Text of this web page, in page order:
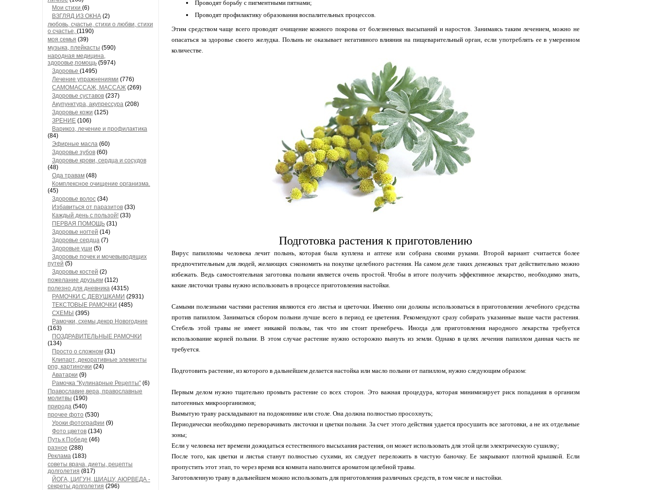
Мои стихи (6)
ВЗГЛЯД ИЗ ОКНА (2)
любовь, счастье, стихи о любви, стихи
о счастье, (1190)
моя семья (39)
музыка, плейкасты (590)
народная медицина,
здоровье,помощь (5974)
Здоровье (1495)
Лечение упражнениями (776)
САМОМАССАЖ, МАССАЖ (269)
Здоровье суставов (237)
Акупунктура, акупрессура (208)
Здоровье кожи (125)
ЗРЕНИЕ (106)
Варикоз, лечение и профилактика
(84)
Эфирные масла (60)
Здоровье зубов (60)
Здоровье крови, сердца и сосудов
(48)
Ода травам (48)
Комплексное очищение организма.
(45)
Здоровье волос (34)
Избавиться от паразитов (33)
Каждый день с пользой! (33)
ПЕРВАЯ ПОМОЩЬ (31)
Здоровье ногтей (14)
Здоровье сердца (7)
Здоровые уши (5)
Здоровье почек и мочевыводящих
путей (5)
Здоровье костей (2)
пожелание друзьям (112)
полезно для дневника (4315)
РАМОЧКИ С ДЕВУШКАМИ (2931)
ТЕКСТОВЫЕ РАМОЧКИ (485)
СХЕМЫ (395)
Рамочки, схемы,декор Новогодние
(163)
ПОЗДРАВИТЕЛЬНЫЕ РАМОЧКИ
(134)
Просто о сложном (31)
Клипарт, декоративные элементы
png, картиночки (24)
Аватарки (9)
Рамочка "Кулинарные Рецепты" (6)
Православие,вера, православные
молитвы (190)
природа (540)
прочее фото (530)
Уроки фотографии (9)
Фото цветов (134)
Путь к Победе (46)
разное (288)
Реклама (183)
советы врача, диеты, рецепты
долголетия (817)
ЙОГА, ЦИГУН, ШИАЦУ, АЮРВЕДА -
секреты долголетия (296)
Проводят борьбу с пигментными пятнами;
Проводят профилактику образования воспалительных процессов.
Этим средством чаще всего проводят очищение кожного покрова от болезненных высыпаний и наростов. Занимаясь таким лечением, можно не
опасаться за здоровье своего желудка. Полынь не оказывает негативного влияния на пищеварительный орган, если употреблять ее в умеренном
количестве.
Подготовка растения к приготовлению
Вирус папилломы человека лечит полынь, которая была куплена и аптеке или собрана своими руками. Второй вариант считается более
предпочтительным для людей, желающих сэкономить на покупке целебного растения. На самом деле таких денежных трат действительно можно
избежать. Ведь самостоятельная заготовка полыни является очень простой. Чтобы в итоге получить эффективное лекарство, необходимо знать,
какие листочки травы нужно использовать в процессе приготовления настойки.
Самыми полезными частями растения являются его листья и цветочки. Именно они должны использоваться в приготовлении лечебного средства
против папиллом. Заниматься сбором полыни лучше всего в период ее цветения. Рекомендуют сразу собирать указанные выше части растения.
Стебель этой травы не имеет никакой пользы, так что им стоит пренебречь. Иногда для приготовления народного лекарства требуется
использование корней полыни. В этом случае растение нужно осторожно вынуть из земли. Однако в целях лечения папиллом данная часть не
требуется.
Подготовить растение, из которого в дальнейшем делается настойка или масло полыни от папиллом, нужно следующим образом:
Первым делом нужно тщательно промыть растение со всех сторон. Это важная процедура, которая минимизирует риск попадания в организм
патогенных микроорганизмов;
Вымытую траву раскладывают на подоконнике или столе. Она должна полностью просохнуть;
Периодически необходимо переворачивать листочки и цветки полыни. За счет этого действия удается просушить все заготовки, а не их отдельные
зоны;
Если у человека нет времени дожидаться естественного высыхания растения, он может использовать для этой цели электрическую сушилку;
После того, как цветки и листья станут полностью сухими, их следует переложить в чистую баночку. Ее закрывают плотной крышкой. Если
пропустить этот этап, то через время вся комната наполнится ароматом целебной травы.
Заготовленную траву в дальнейшем можно использовать для приготовления различных средств, в том числе и настойки.